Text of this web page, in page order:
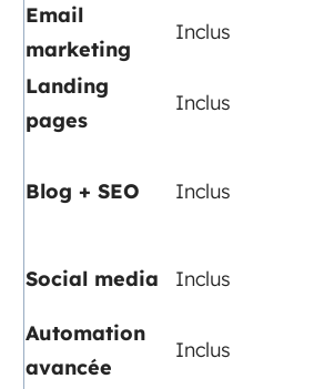
Email
marketing
Inclus
Landing
pages
Inclus
Blog + SEO Inclus
Social media Inclus
Automation
avancée
Inclus